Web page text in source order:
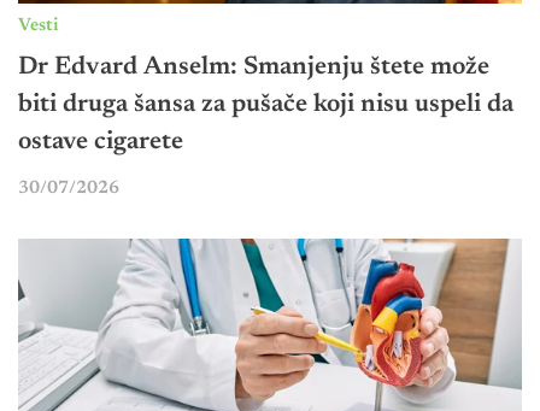
Vesti
Dr Edvard Anselm: Smanjenju štete može
biti druga šansa za pušače koji nisu uspeli da
ostave cigarete
30/07/2026